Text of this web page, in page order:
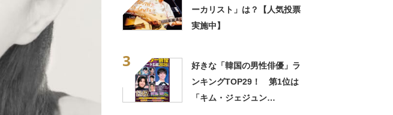
ーカリスト」は？【人気投票
実施中】
3
好きな「韓国の男性俳優」ラ
ンキングTOP29！ 第1位は
「キム・ジェジュン